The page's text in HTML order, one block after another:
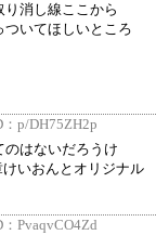
消し線ここから
いてほしいところ
p/DH75ZH2p
はないだろうけ
いおんとオリジナル
PvaqvCO4Zd